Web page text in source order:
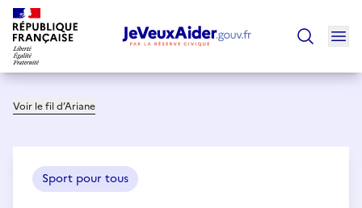
Voir le fil d’Ariane
Sport pour tous